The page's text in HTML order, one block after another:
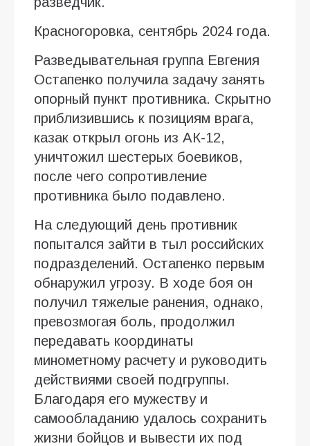
Красногоровка, сентябрь 2024 года.
Разведывательная группа Евгения
Остапенко получила задачу занять
опорный пункт противника. Скрытно
приблизившись к позициям врага,
казак открыл огонь из АК-12,
уничтожил шестерых боевиков,
после чего сопротивление
противника было подавлено.
На следующий день противник
попытался зайти в тыл российских
подразделений. Остапенко первым
обнаружил угрозу. В ходе боя он
получил тяжелые ранения, однако,
превозмогая боль, продолжил
передавать координаты
минометному расчету и руководить
действиями своей подгруппы.
Благодаря его мужеству и
самообладанию удалось сохранить
жизни бойцов и вывести их под